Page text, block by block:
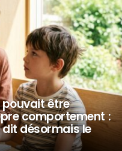
pouvait être
comportement :
désormais le